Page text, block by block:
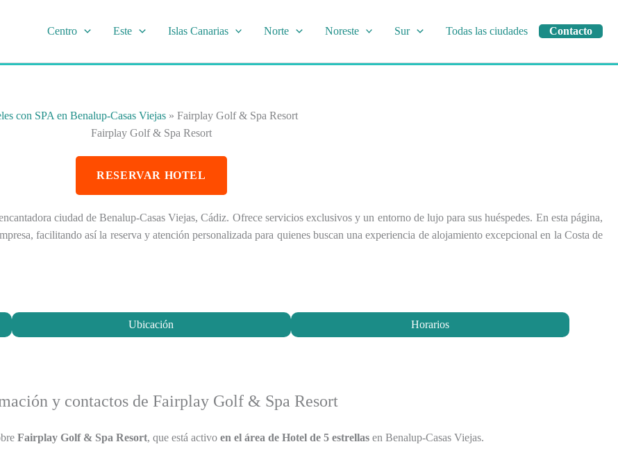
Centro Este Islas Canarias Norte Noreste Sur Todas las ciudades Contacto
con SPA en Benalup-Casas Viejas » Fairplay Golf & Spa Resort
Fairplay Golf & Spa Resort
RESERVAR HOTEL
ciudad de Benalup-Casas Viejas, Cádiz. Ofrece servicios exclusivos y un entorno de lujo para sus huéspedes. En esta página,
facilitando así la reserva y atención personalizada para quienes buscan una experiencia de alojamiento excepcional en la Costa de
Ubicación Horarios
y contactos de Fairplay Golf & Spa Resort
Fairplay Golf & Spa Resort, que está activo en el área de Hotel de 5 estrellasen Benalup-Casas Viejas.